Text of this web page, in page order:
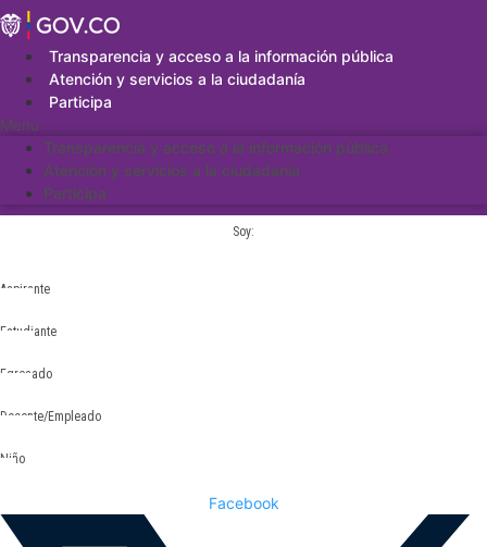
Saltar
al
contenidoTransparencia y acceso a la información pública
Atención y servicios a la ciudadanía
Participa
Menu
Transparencia y acceso a la información pública
Atención y servicios a la ciudadanía
Participa
Soy:
Aspirante
Estudiante
Egresado
Docente/Empleado
Niño
Facebook